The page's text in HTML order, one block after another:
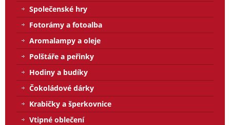
Společenské hry
Fotorámy a fotoalba
Aromalampy a oleje
Polštáře a peřinky
Hodiny a budíky
Čokoládové dárky
Krabičky a šperkovnice
Vtipné oblečení